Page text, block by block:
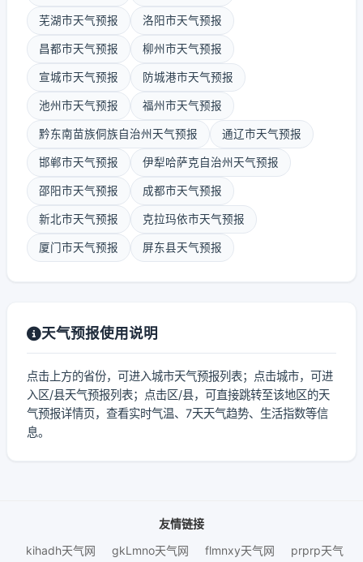
芜湖市天气预报 洛阳市天气预报
昌都市天气预报 柳州市天气预报
宣城市天气预报 防城港市天气预报
池州市天气预报 福州市天气预报
黔东南苗族侗族自治州天气预报 通辽市天气预报
邯郸市天气预报 伊犁哈萨克自治州天气预报
邵阳市天气预报 成都市天气预报
新北市天气预报 克拉玛依市天气预报
厦门市天气预报 屏东县天气预报
天气预报使用说明
点击上方的省份，可进入城市天气预报列表；点击城市，可进
入区/县天气预报列表；点击区/县，可直接跳转至该地区的天
气预报详情页，查看实时气温、7天天气趋势、生活指数等信
息。
友情链接
kihadh天气网
gkLmno天气网 flmnxy天气网 prprp天气